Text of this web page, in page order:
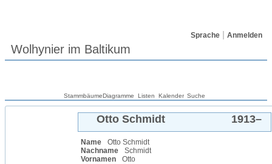
Sprache Anmelden
Wolhynier im Baltikum
StammbäumeDiagramme Listen Kalender Suche
Otto Schmidt 1913–
Name Otto Schmidt
Nachname
Schmidt
Vornamen
Otto